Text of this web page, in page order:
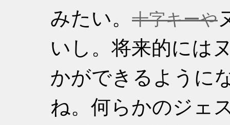
みたい。 十字キーや
いし。将来的には
かができるように
ね。何らかのジェ